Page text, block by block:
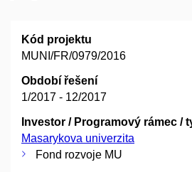
Kód projektu
MUNI/FR/0979/2016
Období řešení
1/2017 - 12/2017
Investor / Programový rámec /
Masarykova univerzita
Fond rozvoje MU